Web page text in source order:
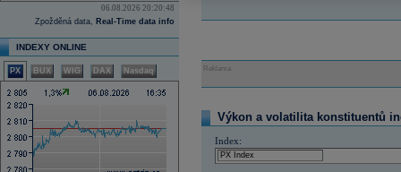
06.08.2026 20:20:48
Zpožděná data, Real-Time data info
INDEXY ONLINE
PX BUX WIG DAX Nasdaq Reklama
Výkon a volatilita konstituentů
Index: